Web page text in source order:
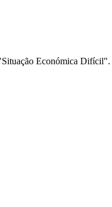
Económica Difícil".